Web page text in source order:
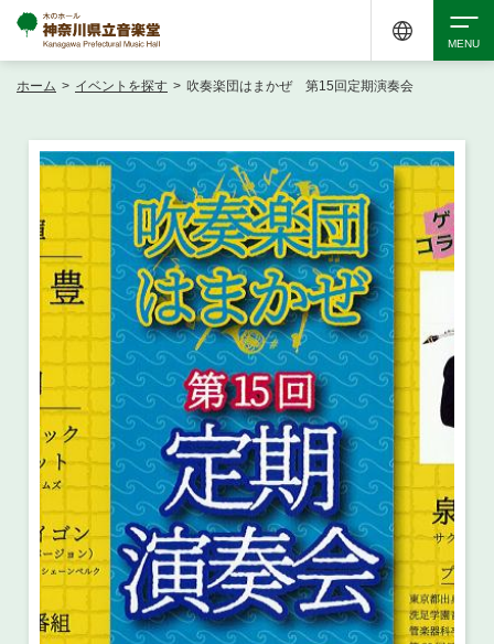
イベントを探す
・ イベント一覧
・ イベントカレンダー
ご来場案内
・ 館内サービス・アクセシビリティ
・ フロアマップ
・ 交通案内
・ よくある質問
施設を借りる
・ 施設を借りる
・ 空き状況
・ 抽選対象日
音楽堂について
・ 音楽堂のご案内
神奈川県立音楽堂
SNS
アクセシビリティ チケット購入 交通案内
ホーム > イベントを探す > 吹奏楽団はまかぜ 第15回定期演奏会